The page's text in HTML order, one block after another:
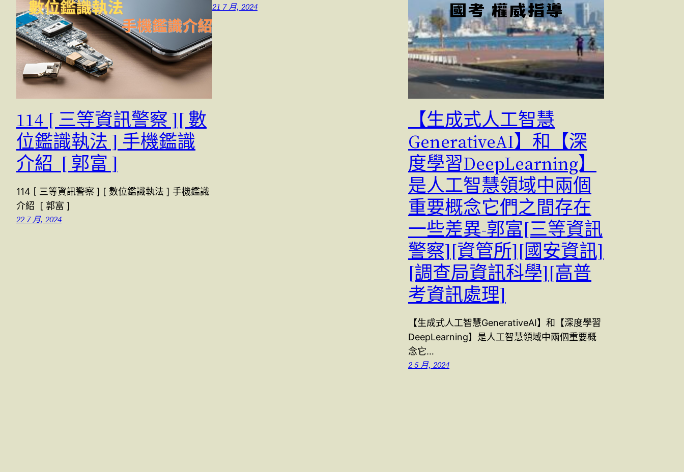
114 [ 三等資訊警察 ][ 數
位鑑識執法 ] 手機鑑識
介紹 [ 郭富 ]
114 [ 三等資訊警察 ] [ 數位鑑識執法 ] 手機鑑識
介紹 [ 郭富 ]
22 7 月, 2024
21 7 月, 2024
【生成式人工智慧
GenerativeAI】和【深
度學習DeepLearning】
是人工智慧領域中兩個
重要概念它們之間存在
一些差異-郭富[三等資訊
警察][資管所][國安資訊]
[調查局資訊科學][高普
考資訊處理]
【生成式人工智慧GenerativeAI】和【深度學習
DeepLearning】是人工智慧領域中兩個重要概
念它…
2 5 月, 2024